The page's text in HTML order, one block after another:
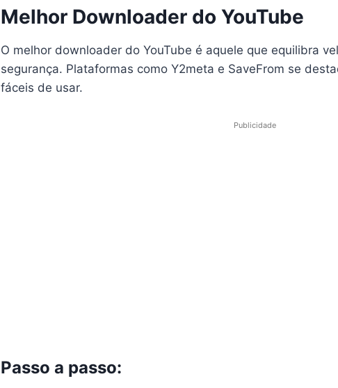
Melhor Downloader do YouTube
O melhor downloader do YouTube é aquele que equilibra
segurança. Plataformas como Y2meta e SaveFrom se
fáceis de usar.
Publicidade
Passo a passo: